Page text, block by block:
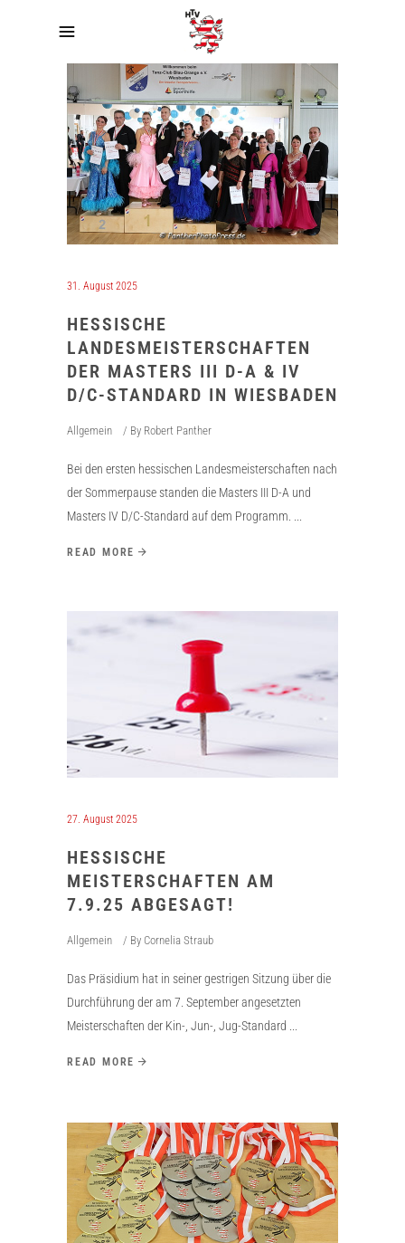
31. August 2025
HESSISCHE
LANDESMEISTERSCHAFTEN
DER MASTERS III D-A & IV
D/C-STANDARD IN WIESBADEN
Allgemein By Robert Panther
Bei den ersten hessischen Landesmeisterschaften nach
der Sommerpause standen die Masters III D-A und
Masters IV D/C-Standard auf dem Programm.
READ MORE
27. August 2025
HESSISCHE
MEISTERSCHAFTEN AM
7.9.25 ABGESAGT!
Allgemein By Cornelia Straub
Das Präsidium hat in seiner gestrigen Sitzung über die
Durchführung der am 7. September angesetzten
Meisterschaften der Kin-, Jun-, Jug-Standard
READ MORE